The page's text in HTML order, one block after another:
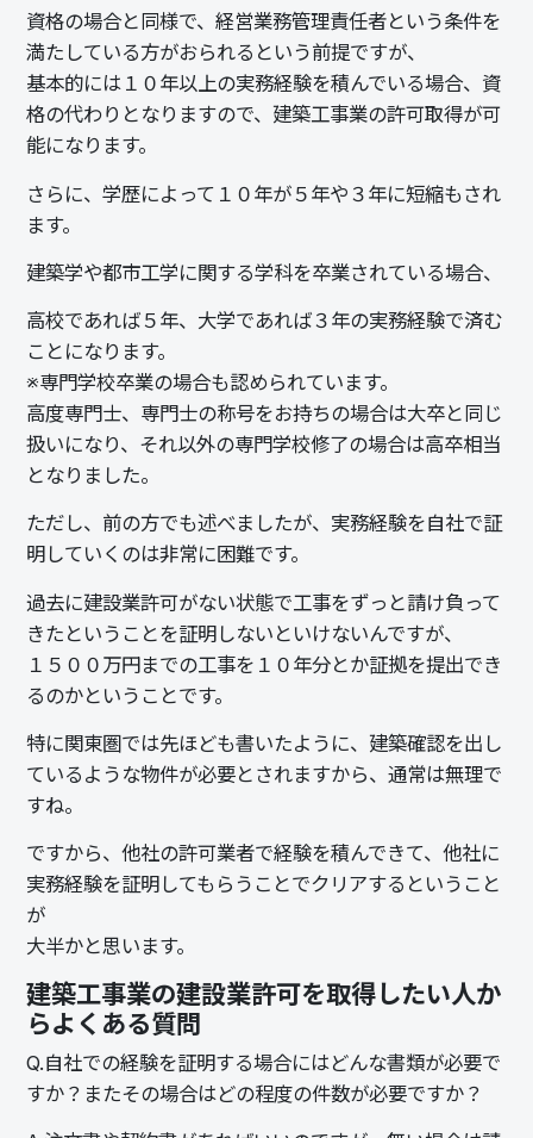
資格の場合と同様で、 経営業務管理責任者という条件を
満たしている方がおられるという前提ですが、
基本的には１０年以上の実務経験を積んでいる場合、資
格の代わりとなりますので、建築工事業の許可取得が可
能になります。
さらに、学歴によって１０年が５年や３年に短縮もされ
ます。
建築学や都市工学に関する学科を卒業されている場合、
高校であれば５年、大学であれば３年の実務経験で済む
ことになります。
※専門学校卒業の場合も認められています。
高度専門士、専門士の称号をお持ちの場合は大卒と同じ
扱いになり、それ以外の専門学校修了の場合は高卒相当
となりました。
ただし、前の方でも述べましたが、実務経験を自社で証
明していくのは非常に困難です。
過去に建設業許可がない状態で工事をずっと請け負って
きたということを証明しないといけないんですが、
１５００万円までの工事を１０年分とか証拠を提出でき
るのかということです。
特に関東圏では先ほども書いたように、建築確認を出し
ているような物件が必要とされますから、通常は無理で
すね。
ですから、他社の許可業者で経験を積んできて、他社に
実務経験を証明してもらうことでクリアするということ
が
大半かと思います。
建築工事業の建設業許可を取得したい人か
らよくある質問
Q.自社での経験を証明する場合にはどんな書類が必要で
すか？またその場合はどの程度の件数が必要ですか？